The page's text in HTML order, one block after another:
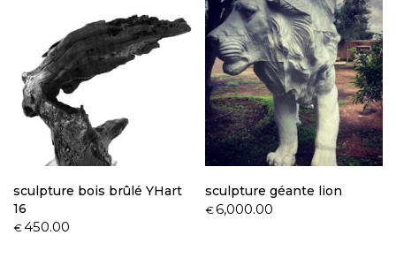
sculpture bois brûlé YHart
16
€450.00
sculpture géante lion
€6,000.00